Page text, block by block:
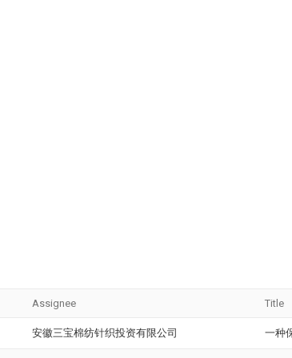
Assignee Title
安徽三宝棉纺针织投资有限公司 一种